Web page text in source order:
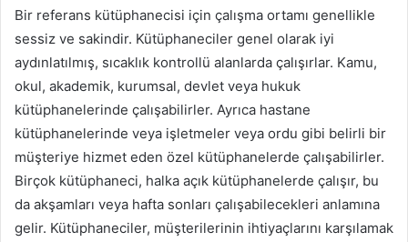
Bir referans kütüphanecisi için çalışma ortamı genellikle
sessiz ve sakindir. Kütüphaneciler genel olarak iyi
aydınlatılmış, sıcaklık kontrollü alanlarda çalışırlar. Kamu,
okul, akademik, kurumsal, devlet veya hukuk
kütüphanelerinde çalışabilirler. Ayrıca hastane
kütüphanelerinde veya işletmeler veya ordu gibi belirli bir
müşteriye hizmet eden özel kütüphanelerde çalışabilirler.
Birçok kütüphaneci, halka açık kütüphanelerde çalışır, bu
da akşamları veya hafta sonları çalışabilecekleri anlamına
gelir. Kütüphaneciler, müşterilerinin ihtiyaçlarını karşılamak